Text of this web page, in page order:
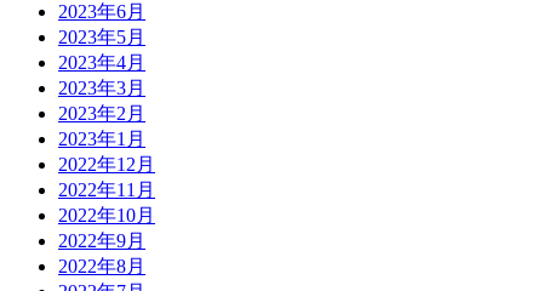
2023年6月
2023年5月
2023年4月
2023年3月
2023年2月
2023年1月
2022年12月
2022年11月
2022年10月
2022年9月
2022年8月